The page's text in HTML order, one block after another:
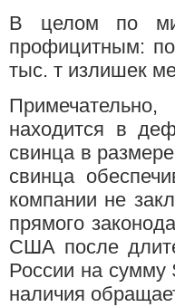
В целом по
профицитным:
тыс. т излишек
находится в
свинца в
свинца
компании не
прямого
США после
России на
наличия